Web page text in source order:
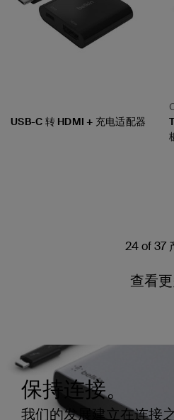
USB-C 转 HDMI + 充电适配器
24 of 37
查看
保持连接。
我们的发展建立在连接